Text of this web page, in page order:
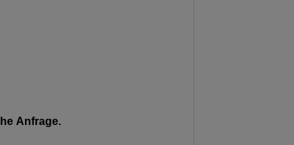
Anfrage.